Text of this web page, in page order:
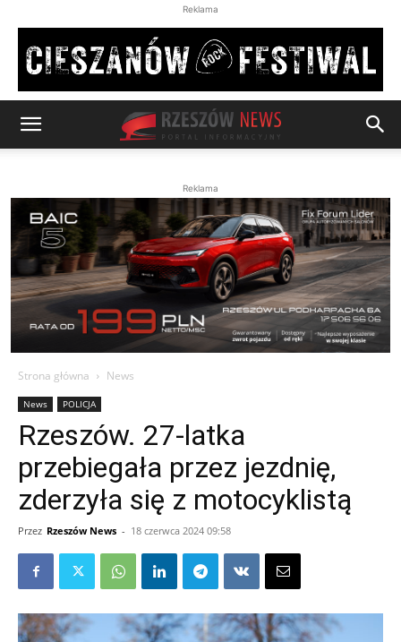
Reklama
Reklama
Strona główna News
News POLICJA
Rzeszów. 27-latka
przebiegała przez jezdnię,
zderzyła się z motocyklistą
Przez Rzeszów News - 18 czerwca 2024 09:58